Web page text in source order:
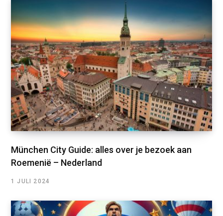
München City Guide: alles over je bezoek aan
Roemenië – Nederland
1 JULI 2024